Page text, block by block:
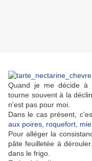
Quand je me décide à
tourne souvent à la
n'est pas pour moi.
Dans le cas présent,
aux poires, roquefort,
Pour alléger la
pâte feuilletée à
dans le frigo.